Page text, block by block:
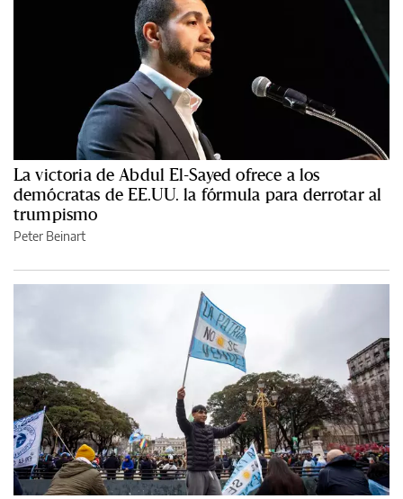
La victoria de Abdul El-Sayed ofrece a los
demócratas de EE.UU. la fórmula para derrotar al
trumpismo
Peter Beinart